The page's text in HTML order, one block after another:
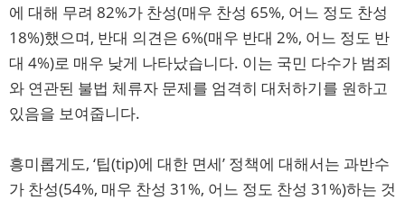
에 대해 무려 82%가 찬성(매우 찬성 65%, 어느 정도 찬성
18%)했으며, 반대 의견은 6%(매우 반대 2%, 어느 정도 반
대 4%)로 매우 낮게 나타났습니다. 이는 국민 다수가 범죄
와 연관된 불법 체류자 문제를 엄격히 대처하기를 원하고
있음을 보여줍니다.
흥미롭게도, ‘팁(tip)에 대한 면세’ 정책에 대해서는 과반수
가 찬성(54%, 매우 찬성 31%, 어느 정도 찬성 31%)하는 것